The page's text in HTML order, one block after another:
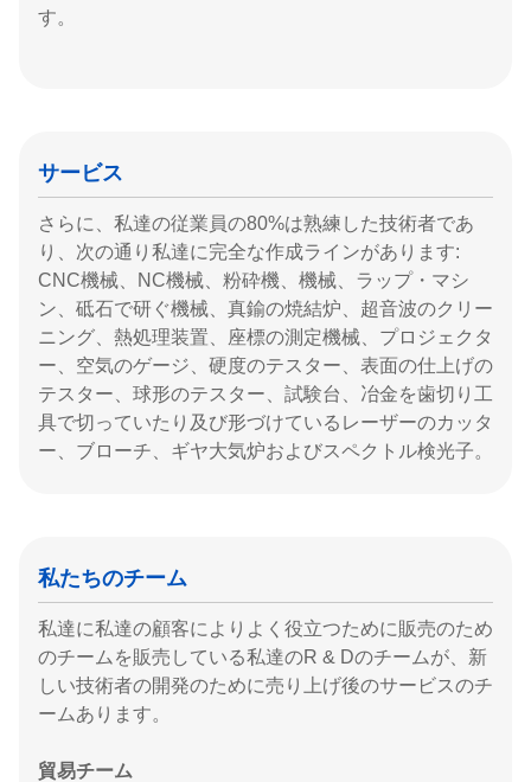
す。
サービス
さらに、私達の従業員の80%は熟練した技術者であ
り、次の通り私達に完全な作成ラインがあります:
CNC機械、NC機械、粉砕機、機械、ラップ・マシ
ン、砥石で研ぐ機械、真鍮の焼結炉、超音波のクリー
ニング、熱処理装置、座標の測定機械、プロジェクタ
ー、空気のゲージ、硬度のテスター、表面の仕上げの
テスター、球形のテスター、試験台、冶金を歯切り工
具で切っていたり及び形づけているレーザーのカッタ
ー、ブローチ、ギヤ大気炉およびスペクトル検光子。
私たちのチーム
私達に私達の顧客によりよく役立つために販売のため
のチームを販売している私達のR & Dのチームが、新
しい技術者の開発のために売り上げ後のサービスのチ
ームあります。
貿易チーム